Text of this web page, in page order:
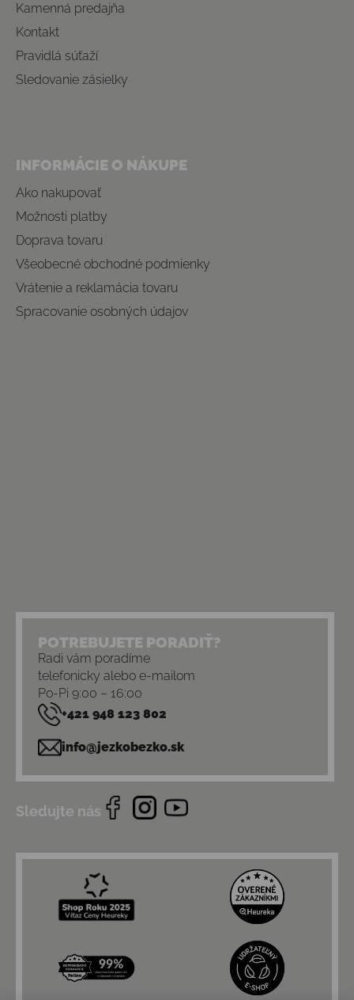
Kamenná predajňa
Kontakt
Pravidlá súťaží
Sledovanie zásielky
INFORMÁCIE O NÁKUPE
Ako nakupovať
Možnosti platby
Doprava tovaru
Všeobecné obchodné podmienky
Vrátenie a reklamácia tovaru
Spracovanie osobných údajov
POTREBUJETE PORADIŤ?
Radi vám poradíme
telefonicky alebo e-mailom
Po-Pi 9:00 – 16:00
+421 948 123 802
info@jezkobezko.sk
Sledujte nás